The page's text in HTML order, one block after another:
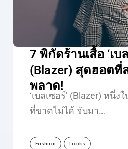
7 พิกัดร้านเสื้อ ‘เบ
(Blazer) สุดฮอตที่
พลาด!
‘เบลเซอร์’ (Blazer) หนึ่
ที่ขาดไม่ได้ จับมา…
Fashion Looks